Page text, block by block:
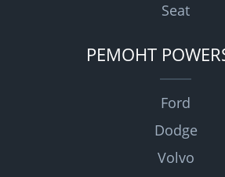
Seat
РЕМОНТ
Ford
Dodge
Volvo